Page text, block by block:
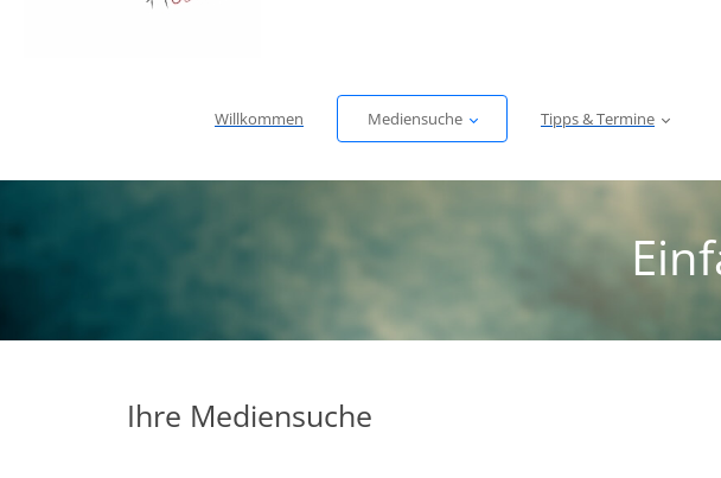
Willkommen Mediensuche Tipps & Termine
Ihre Mediensuche